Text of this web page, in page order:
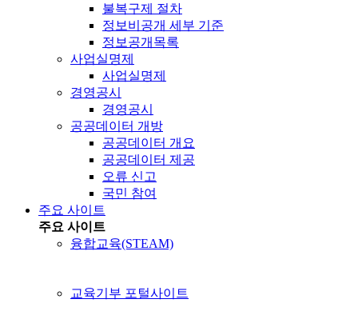
불복구제 절차
정보비공개 세부 기준
정보공개목록
사업실명제
사업실명제
경영공시
경영공시
공공데이터 개방
공공데이터 개요
공공데이터 제공
오류 신고
국민 참여
주요 사이트
주요 사이트
융합교육(STEAM)
교육기부 포털사이트